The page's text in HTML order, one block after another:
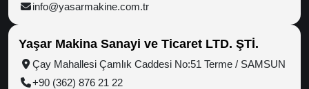
info@yasarmakine.com.tr
Yaşar Makina Sanayi ve Ticaret LTD. ŞTİ.
Çay Mahallesi Çamlık Caddesi No:51 Terme / SAMSUN
+90 (362) 876 21 22